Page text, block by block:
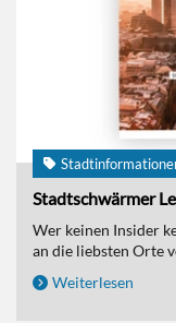
Stadtschwärmer
Wer keinen Insider
an die liebsten Orte
Weiterlesen